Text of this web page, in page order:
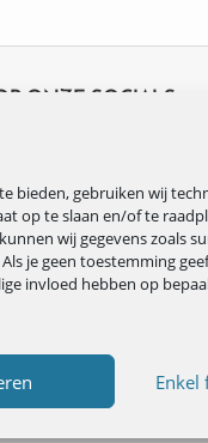
bieden, gebruiken wij
op te slaan en/of te
wij gegevens zoals
je geen toestemming
invloed hebben op
Enkel
ONZE SOCIALS